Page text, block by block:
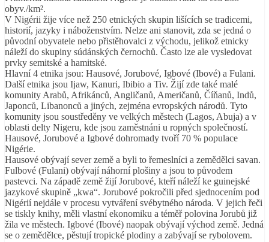
obyv./km².
V Nigérii žije více než 250 etnických skupin lišících se tradicemi,
historií, jazyky i náboženstvím. Nelze ani stanovit, zda se jedná o
původní obyvatele nebo přistěhovalci z východu, jelikož etnicky
náleží do skupiny súdánských černochů. Často lze ale vysledovat
prvky semitské a hamitské.
Hlavní 4 etnika jsou: Hausové, Jorubové, Igbové (Ibové) a Fulani.
Další etnika jsou Ijaw, Kanuri, Ibibio a Tiv. Žijí zde také malé
komunity Arabů, Afrikánců, Angličanů, Američanů, Číňanů, Indů,
Japonců, Libanonců a jiných, zejména evropských národů. Tyto
komunity jsou soustředěny ve velkých městech (Lagos, Abuja) a v
oblasti delty Nigeru, kde jsou zaměstnáni u ropných společností.
Hausové, Jorubové a Igbové dohromady tvoří 70 % populace
Nigérie.
Hausové obývají sever země a byli to řemeslníci a zemědělci savan.
Fulbové (Fulani) obývají náhorní plošiny a jsou to původem
pastevci. Na západě země žijí Jorubové, kteří náleží ke guinejské
jazykové skupině „kwa“. Jorubové pokročili před sjednocením pod
Nigérií nejdále v procesu vytváření svébytného národa. V jejich řeči
se tiskly knihy, měli vlastní ekonomiku a téměř polovina Jorubů již
žila ve městech. Igbové (Ibové) naopak obývají východ země. Jedná
se o zemědělce, pěstují tropické plodiny a zabývají se rybolovem.